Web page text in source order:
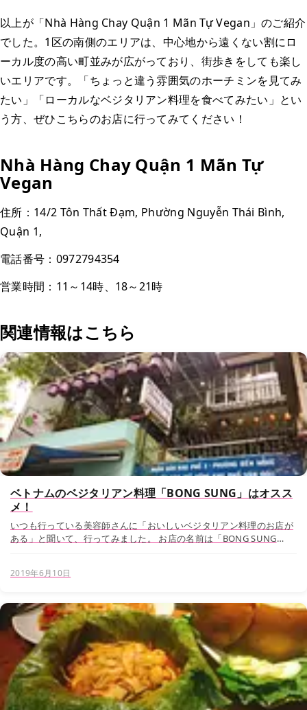
以上が「Nhà Hàng Chay Quận 1 Mãn Tự Vegan」のご紹介
でした。1区の南側のエリアは、中心地から遠くない割にロ
ーカル度の高い町並みが広がっており、街歩きをしても楽し
いエリアです。「ちょっと違う雰囲気のホーチミンを見てみ
たい」「ローカルなベジタリアン料理を食べてみたい」とい
う方、ぜひこちらのお店に行ってみてください！
Nhà Hàng Chay Quận 1 Mãn Tự
Vegan
住所：14/2 Tôn Thất Đạm, Phường Nguyễn Thái Bình,
Quận 1,
電話番号：0972794354
営業時間：11～14時、18～21時
関連情報はこちら
ベトナムのベジタリアン料理「BONG SUNG」はオスス
メ！
いつも行っている美容師さんに「おいしいベジタリアン料理のお店が
ある」と聞いて、行ってみました。 お店の名前は「BONG SUNG
2019年6月10日